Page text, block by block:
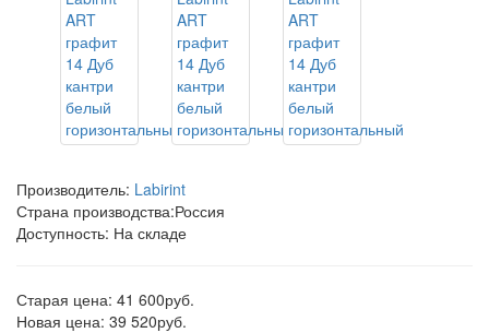
Производитель: Labirint
Страна производства:Россия
Доступность: На складе
Старая цена: 41 600руб.
Новая цена: 39 520руб.